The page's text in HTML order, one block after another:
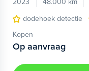
dodehoek detectie
Kopen
Op aanvraag